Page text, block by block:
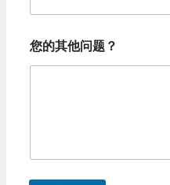
盟
城
u
l
您的其他问题？